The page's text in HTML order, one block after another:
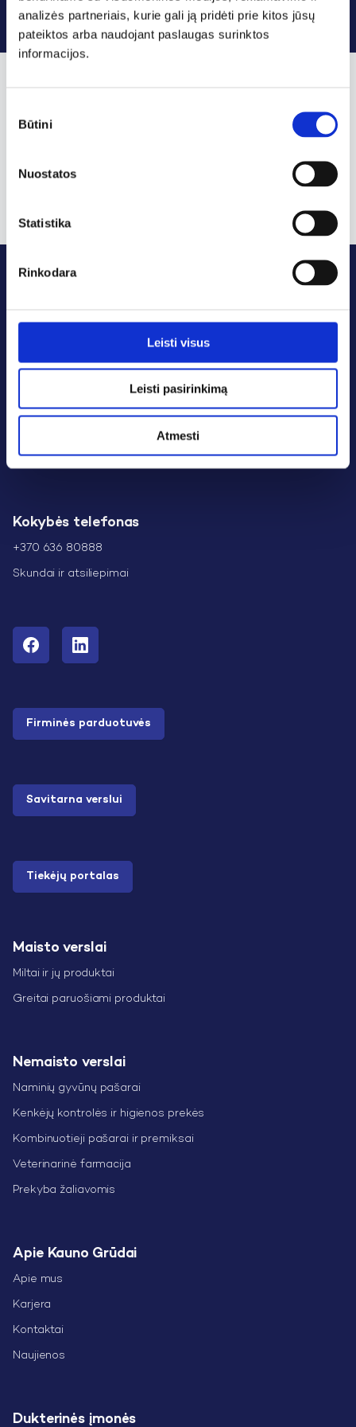
analizės partneriais, kurie gali ją pridėti prie kitos jūsų
pateiktos arba naudojant paslaugas surinktos
informacijos.
pasirinkimas
Būtini
Nuostatos
Statistika
Rinkodara
Leisti visus
Leisti pasirinkimą
Atmesti
noodles
Susisiekti galite
Faks.: +370 37 223305
H. ir O. Minkovskių g. 63, Kaunas Lietuva
Kokybės telefonas
+370 636 80888
Skundai ir atsiliepimai
Firminės parduotuvės
Savitarna verslui
Tiekėjų portalas
Maisto verslai
Miltai ir jų produktai
Greitai paruošiami produktai
Nemaisto verslai
Naminių gyvūnų pašarai
Kenkėjų kontrolės ir higienos prekės
Kombinuotieji pašarai ir premiksai
Veterinarinė farmacija
Prekyba žaliavomis
Apie Kauno Grūdai
Apie mus
Karjera
Kontaktai
Naujienos
Dukterinės įmonės